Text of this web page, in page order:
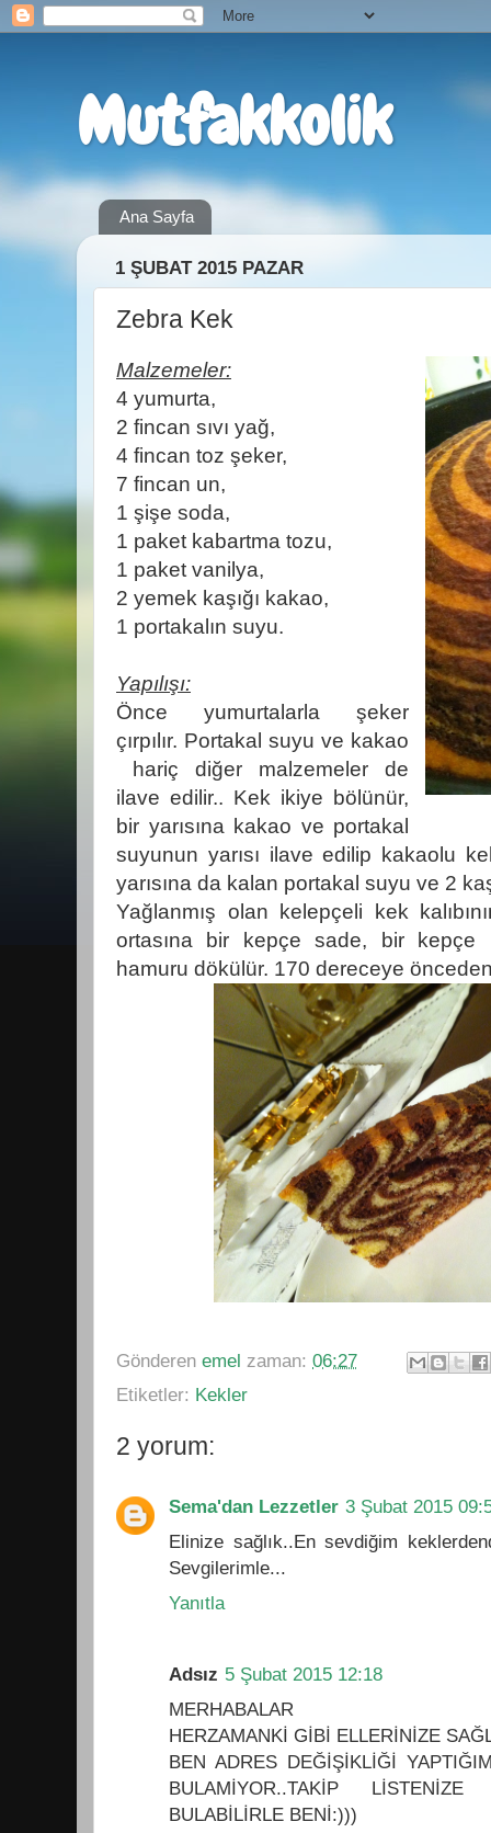
Mutfakkolik
Ana Sayfa
1 ŞUBAT 2015 PAZAR
Zebra Kek
Malzemeler:
4 yumurta,
2 fincan sıvı yağ,
4 fincan toz şeker,
7 fincan un,
1 şişe soda,
1 paket kabartma tozu,
1 paket vanilya,
2 yemek kaşığı kakao,
1 portakalın suyu.
Yapılışı:
Önce yumurtalarla şeker
çırpılır. Portakal suyu ve kakao
hariç diğer malzemeler de
ilave edilir.. Kek ikiye bölünür,
bir yarısına kakao ve portakal
suyunun yarısı ilave edilip kakaolu
yarısına da kalan portakal suyu ve 2
Yağlanmış olan kelepçeli kek
ortasına bir kepçe sade, bir kepçe
hamuru dökülür. 170 dereceye önceden
Gönderen emel zaman: 06:27
Etiketler: Kekler
2 yorum:
Sema'dan Lezzetler 3 Şubat 2015
Elinize sağlık..En sevdiğim
Sevgilerimle...
Yanıtla
Adsız 5 Şubat 2015 12:18
MERHABALAR
HERZAMANKİ GİBİ ELLERİNİZE
BEN ADRES DEĞİŞİKLİĞİ
BULAMİYOR..TAKİP LİSTENİZE
BULABİLİRLE BENİ:)))